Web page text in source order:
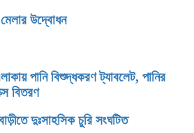
উদ্বোধন
পানি বিশুদ্ধকরণ ট্যাবলেট, পানির
বিতরণ
দুঃসাহসিক চুরি সংঘটিত